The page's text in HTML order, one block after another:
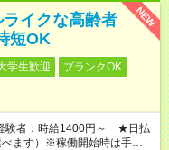
NEW
ライクな高齢者
短OK
学生歓迎
ブランクOK
験者：時給1400円～ ★日払
ます）※稼働開始時は手続き